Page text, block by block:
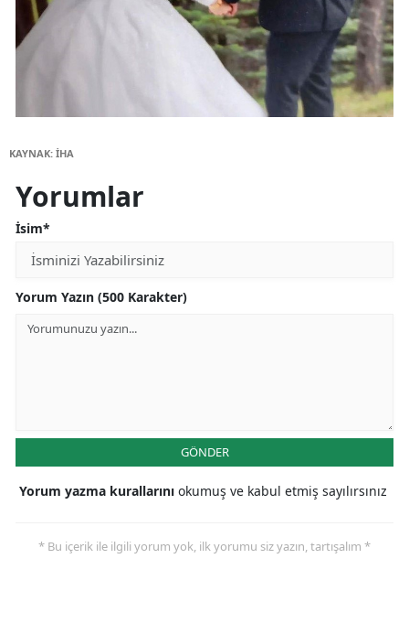
KAYNAK: İHA
Yorumlar
İsim*
Yorum Yazın (500 Karakter)
GÖNDER
Yorum yazma kurallarını okumuş ve kabul etmiş sayılırsınız
* Bu içerik ile ilgili yorum yok, ilk yorumu siz yazın, tartışalım *